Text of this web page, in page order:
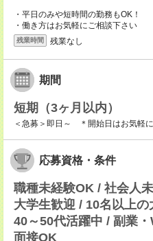
・平日のみや短時間の勤務もOK！
・働き方はお気軽にご相談下さい
残業時間 残業なし
期間
短期（3ヶ月以内）
＜急募＞即日～ ＊開始日はお気軽
応募資格・条件
職種未経験OK / 社会人
大学生歓迎 / 10名以上
40～50代活躍中 / 副業
面接OK